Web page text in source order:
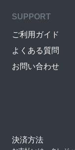
SUPPORT
ご利用ガイド
よくある質問
お問い合わせ
決済方法